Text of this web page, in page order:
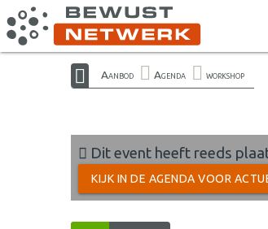
Aanbod Agenda workshop
Dit event heeft reeds
KIJK IN DE AGENDA VOOR